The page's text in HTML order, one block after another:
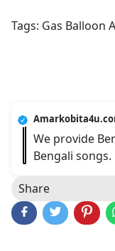
Tags: Gas Balloon
We provide
Bengali songs.
Share